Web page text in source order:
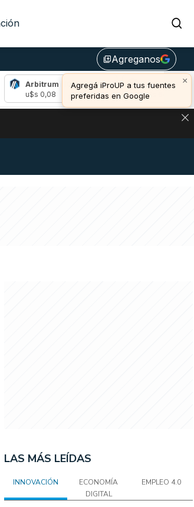
library_addAgreganos
×
Agregá iProUP a tus fuentes
preferidas en Google
(0,72%)
Bitcoin
(1,19%)
u$s 64.989,00
DÓLAR CRIPTO Y EXCHANGES
LAS MÁS LEÍDAS
INNOVACIÓN
ECONOMÍA
DIGITAL
EMPLEO 4.0